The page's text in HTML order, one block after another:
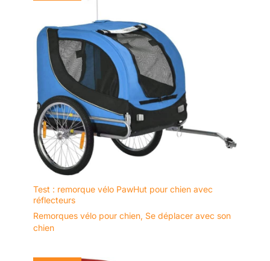
Test : remorque vélo PawHut pour chien avec
réflecteurs
Remorques vélo pour chien, Se déplacer avec son
chien